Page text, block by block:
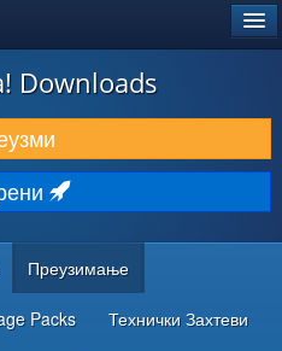
Downloads
Преузимање
Packs Технички Захтеви